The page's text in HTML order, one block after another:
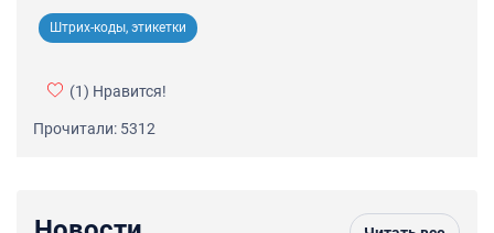
Штрих-коды, этикетки
(1) Нравится!
Прочитали: 5312